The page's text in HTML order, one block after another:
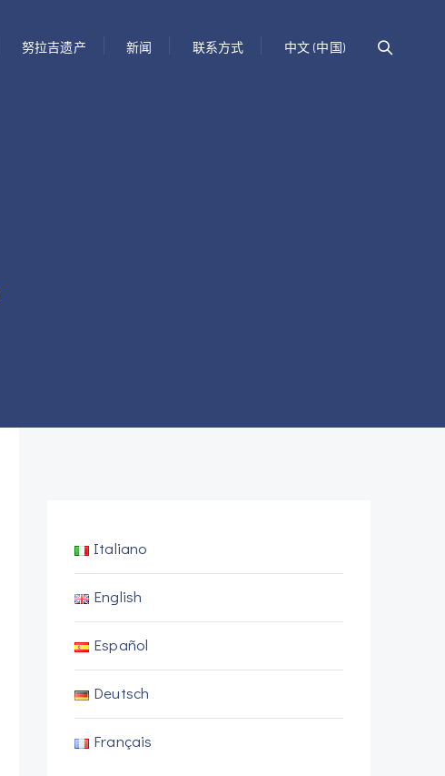
努拉吉遗产 新闻 联系方式 中文 (中国)
Italiano
English
Español
Deutsch
Français